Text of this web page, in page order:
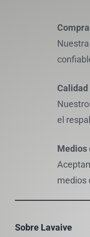
el
Medios
medios
Sobre Lavaive